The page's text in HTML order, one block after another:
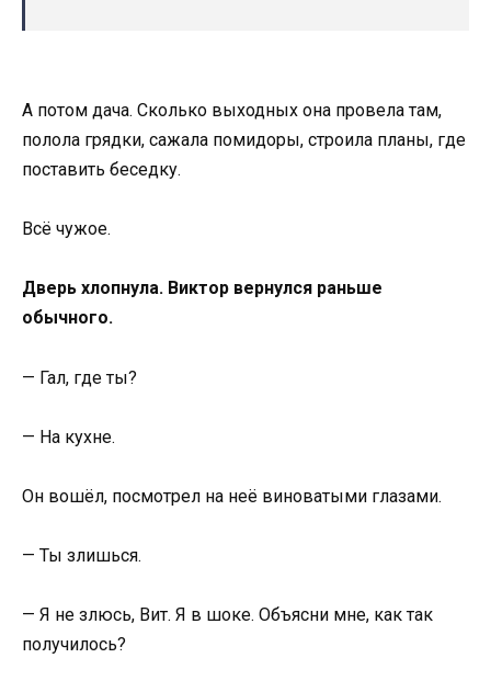
А потом дача. Сколько выходных она провела там,
полола грядки, сажала помидоры, строила планы, где
поставить беседку.
Всё чужое.
Дверь хлопнула. Виктор вернулся раньше
обычного.
— Гал, где ты?
— На кухне.
Он вошёл, посмотрел на неё виноватыми глазами.
— Ты злишься.
— Я не злюсь, Вит. Я в шоке. Объясни мне, как так
получилось?